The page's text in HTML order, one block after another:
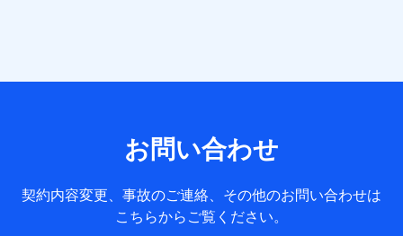
送信履歴などの情報）が含まれます。
約に関する情報。例として、保険契約者及び被保険者の氏
名、住所、生年月日、性別、保険契約者と被保険者の関係、
保険加入の目的、保険商品の内容、保険料、保険料のお支払
お問い合わせ
契約内容変更、事故のご連絡、その他のお問い合わせは
こちらからご覧ください。